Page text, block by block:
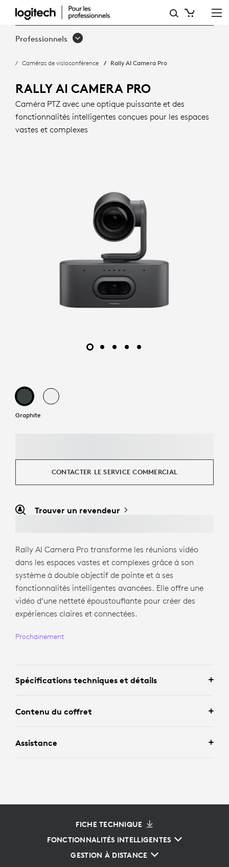
RALLY
AI
PRO
AVEC
CADRAGE
INTELLIGENT
Professionnels
Caméras de visioconférence Rally AI Camera Pro
RALLY AI CAMERA PRO
Caméra PTZ avec une optique puissante et des
fonctionnalités intelligentes conçues pour les espaces
vastes et complexes
Graphite
CONTACTER LE SERVICE COMMERCIAL
Trouver un revendeur
Rally AI Camera Pro transforme les réunions vidéo
dans les espaces vastes et complexes grâce à son
système à double objectif de pointe et à ses
fonctionnalités intelligentes avancées. Elle offre une
vidéo d’une netteté époustouflante pour créer des
expériences claires et connectées.
Prochainement
Spécifications techniques et détails
Contenu du coffret
Assistance
FICHE TECHNIQUE
FONCTIONNALITÉS INTELLIGENTES
GESTION À DISTANCE